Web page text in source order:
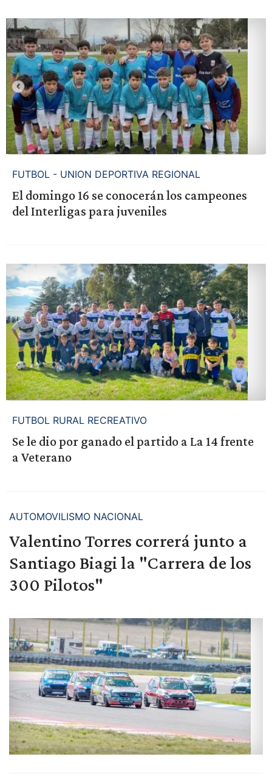
FUTBOL - UNION DEPORTIVA REGIONAL
El domingo 16 se conocerán los campeones
del Interligas para juveniles
FUTBOL RURAL RECREATIVO
Se le dio por ganado el partido a La 14 frente
a Veterano
AUTOMOVILISMO NACIONAL
Valentino Torres correrá junto a
Santiago Biagi la "Carrera de los
300 Pilotos"